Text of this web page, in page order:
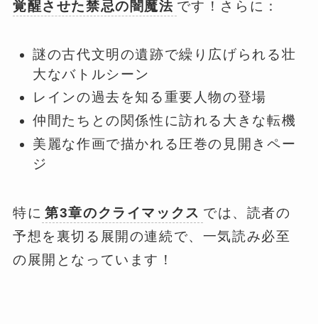
覚醒させた禁忌の闇魔法 です！さらに：
謎の古代文明の遺跡で繰り広げられる壮
大なバトルシーン
レインの過去を知る重要人物の登場
仲間たちとの関係性に訪れる大きな転機
美麗な作画で描かれる圧巻の見開きペー
ジ
特に 第3章のクライマックス では、読者の
予想を裏切る展開の連続で、一気読み必至
の展開となっています！